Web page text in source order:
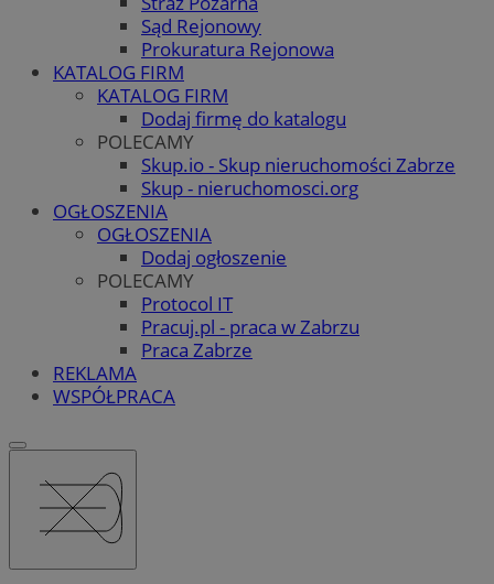
Sąd Rejonowy
Prokuratura Rejonowa
KATALOG FIRM
KATALOG FIRM
Dodaj firmę do katalogu
POLECAMY
Skup.io - Skup nieruchomości Zabrze
Skup - nieruchomosci.org
OGŁOSZENIA
OGŁOSZENIA
Dodaj ogłoszenie
POLECAMY
Protocol IT
Pracuj.pl - praca w Zabrzu
Praca Zabrze
REKLAMA
WSPÓŁPRACA